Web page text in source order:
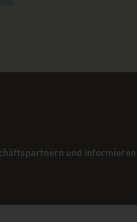
und informieren